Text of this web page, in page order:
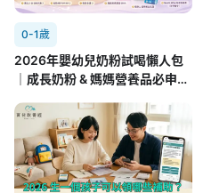
0-1歲
2026年嬰幼兒奶粉試喝懶人包
｜成長奶粉 & 媽媽營養品必申請